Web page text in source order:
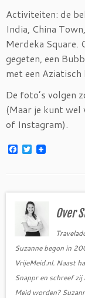
Activiteiten: de
India, China
Merdeka Square.
gegeten, een
met een
De foto’s volgen
(Maar je kunt wel
of Instagram).
F
o
T
w
e
r
Over
Suzanne begon in
VrijeMeid.nl. Naast
Snappr en schreef
Meid worden?